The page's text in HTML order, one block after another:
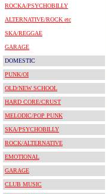
ROCKA/PSYCHOBILLY
ALTERNATIVE/ROCK etc
SKA/REGGAE
GARAGE
DOMESTIC
PUNK/OI
OLD/NEW SCHOOL
HARD CORE/CRUST
MELODIC/POP PUNK
SKA/PSYCHOBILLY
ROCK/ALTERNATIVE
EMOTIONAL
GARAGE
CLUB MUSIC